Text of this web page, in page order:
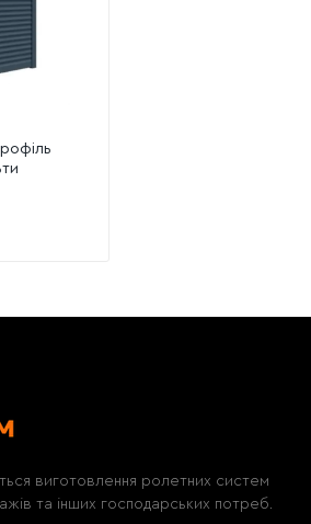
виготовлення ролетних систем
та інших господарських потреб.